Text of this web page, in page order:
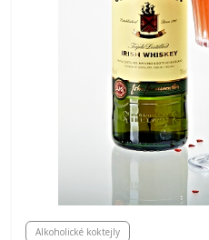
Alkoholické koktejly